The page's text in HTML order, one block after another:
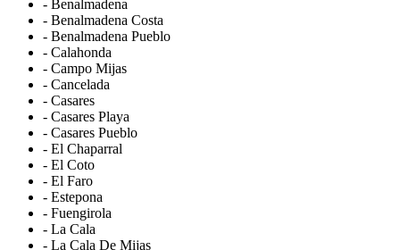
- Benalmadena
- Benalmadena Costa
- Benalmadena Pueblo
- Calahonda
- Campo Mijas
- Cancelada
- Casares
- Casares Playa
- Casares Pueblo
- El Chaparral
- El Coto
- El Faro
- Estepona
- Fuengirola
- La Cala
- La Cala De Mijas